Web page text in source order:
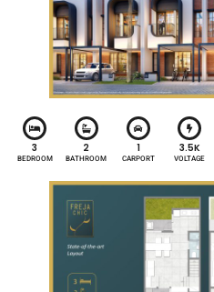
3
BEDROOM
2
BATHROOM
1
CARPORT
3.5K
VOLTAGE